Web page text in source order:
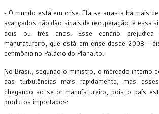
- O mundo está em crise. Ela se arrasta há mais
avançados não dão sinais de recuperação, e essa
dois ou três anos. Esse cenário
manufatureiro, que está em crise desde 2008 -
cerimônia no Palácio do Planalto.
No Brasil, segundo o ministro, o mercado interno
das turbulências mais rapidamente, mas
chegando ao setor manufatureiro, pois o país
produtos importados: